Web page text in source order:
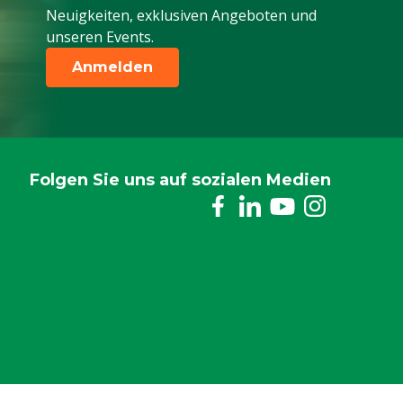
Neuigkeiten, exklusiven Angeboten und
unseren Events.
Anmelden
Folgen Sie uns auf sozialen Medien